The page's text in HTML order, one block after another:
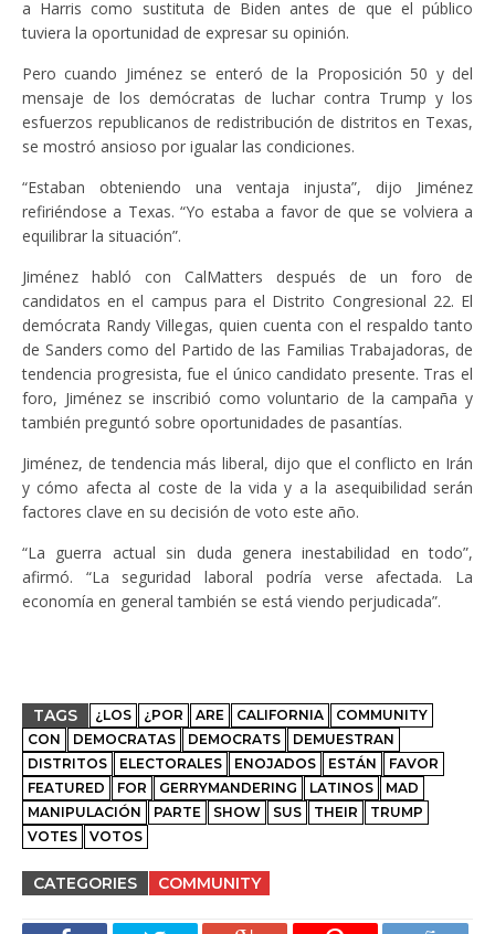
a Harris como sustituta de Biden antes de que el público
tuviera la oportunidad de expresar su opinión.
Pero cuando Jiménez se enteró de la Proposición 50 y del
mensaje de los demócratas de luchar contra Trump y los
esfuerzos republicanos de redistribución de distritos en Texas,
se mostró ansioso por igualar las condiciones.
“Estaban obteniendo una ventaja injusta”, dijo Jiménez
refiriéndose a Texas. “Yo estaba a favor de que se volviera a
equilibrar la situación”.
Jiménez habló con CalMatters después de un foro de
candidatos en el campus para el Distrito Congresional 22. El
demócrata Randy Villegas, quien cuenta con el respaldo tanto
de Sanders como del Partido de las Familias Trabajadoras, de
tendencia progresista, fue el único candidato presente. Tras el
foro, Jiménez se inscribió como voluntario de la campaña y
también preguntó sobre oportunidades de pasantías.
Jiménez, de tendencia más liberal, dijo que el conflicto en Irán
y cómo afecta al coste de la vida y a la asequibilidad serán
factores clave en su decisión de voto este año.
“La guerra actual sin duda genera inestabilidad en todo”,
afirmó. “La seguridad laboral podría verse afectada. La
economía en general también se está viendo perjudicada”.
TAGS ¿LOS ¿POR ARE CALIFORNIA
COMMUNITY
CON
DEMOCRATAS DEMOCRATS
DEMUESTRAN
DISTRITOS
ELECTORALES ENOJADOS ESTÁN
FAVOR
FEATURED
FOR GERRYMANDERING LATINOS
MAD
MANIPULACIÓN
PARTE SHOW SUS THEIR
TRUMP
VOTES
VOTOS
CATEGORIES COMMUNITY